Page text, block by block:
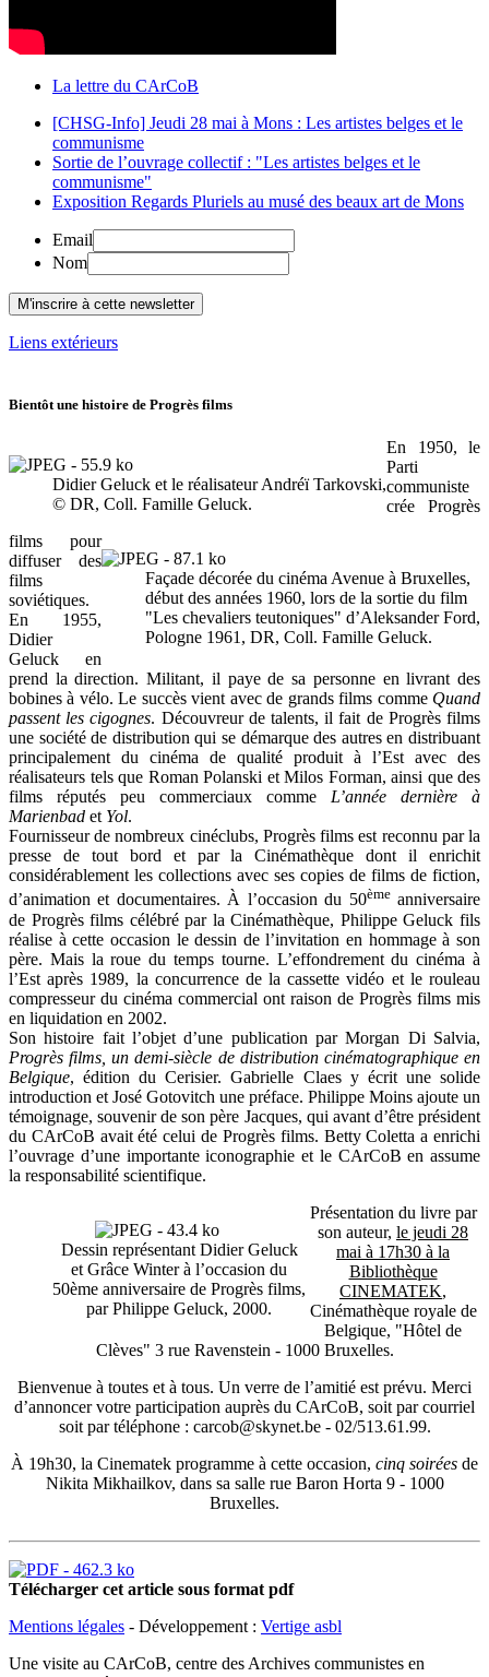
La lettre du CArCoB
[CHSG-Info] Jeudi 28 mai à Mons : Les artistes belges et le
communisme
Sortie de l’ouvrage collectif : "Les artistes belges et le
communisme"
Exposition Regards Pluriels au musé des beaux art de Mons
Email
Nom
Liens extérieurs
Bientôt une histoire de Progrès films
Didier Geluck et le réalisateur Andréï Tarkovski,
© DR, Coll. Famille Geluck.
Façade décorée du cinéma Avenue à Bruxelles,
début des années 1960, lors de la sortie du film
"Les chevaliers teutoniques" d’Aleksander Ford,
Pologne 1961, DR, Coll. Famille Geluck.
En 1950, le
Parti
communiste
crée Progrès
films pour
diffuser des
films
soviétiques.
En 1955,
Didier
Geluck en
prend la direction. Militant, il paye de sa personne en livrant des
bobines à vélo. Le succès vient avec de grands films comme Quand
passent les cigognes. Découvreur de talents, il fait de Progrès films
une société de distribution qui se démarque des autres en distribuant
principalement du cinéma de qualité produit à l’Est avec des
réalisateurs tels que Roman Polanski et Milos Forman, ainsi que des
films réputés peu commerciaux comme L’année dernière à
Marienbad et Yol.
Fournisseur de nombreux cinéclubs, Progrès films est reconnu par la
presse de tout bord et par la Cinémathèque dont il enrichit
considérablement les collections avec ses copies de films de fiction,
d’animation et documentaires. À l’occasion du 50èmeanniversaire
de Progrès films célébré par la Cinémathèque, Philippe Geluck fils
réalise à cette occasion le dessin de l’invitation en hommage à son
père. Mais la roue du temps tourne. L’effondrement du cinéma à
l’Est après 1989, la concurrence de la cassette vidéo et le rouleau
compresseur du cinéma commercial ont raison de Progrès films mis
en liquidation en 2002.
Son histoire fait l’objet d’une publication par Morgan Di Salvia,
Progrès films, un demi-siècle de distribution cinématographique en
Belgique, édition du Cerisier. Gabrielle Claes y écrit une solide
introduction et José Gotovitch une préface. Philippe Moins ajoute un
témoignage, souvenir de son père Jacques, qui avant d’être président
du CArCoB avait été celui de Progrès films. Betty Coletta a enrichi
l’ouvrage d’une importante iconographie et le CArCoB en assume
la responsabilité scientifique.
Dessin représentant Didier Geluck
et Grâce Winter à l’occasion du
50ème anniversaire de Progrès films,
par Philippe Geluck, 2000.
Présentation du livre par
son auteur, le jeudi 28
mai à 17h30 à la
Bibliothèque
CINEMATEK,
Cinémathèque royale de
Belgique, "Hôtel de
Clèves" 3 rue Ravenstein - 1000 Bruxelles.
Bienvenue à toutes et à tous. Un verre de l’amitié est prévu. Merci
d’annoncer votre participation auprès du CArCoB, soit par courriel
soit par téléphone : carcob@skynet.be - 02/513.61.99.
À 19h30, la Cinematek programme à cette occasion, cinq soirées de
Nikita Mikhailkov, dans sa salle rue Baron Horta 9 - 1000
Bruxelles.
Télécharger cet article sous format pdf
Mentions légales - Développement : Vertige asbl
Une visite au CArCoB, centre des Archives communistes en